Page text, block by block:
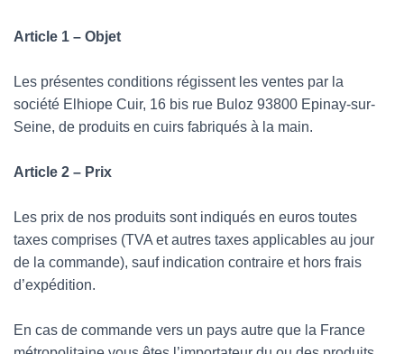
Article 1 – Objet
Les présentes conditions régissent les ventes par la
société Elhiope Cuir, 16 bis rue Buloz 93800 Epinay-sur-
Seine, de produits en cuirs fabriqués à la main.
Article 2 – Prix
Les prix de nos produits sont indiqués en euros toutes
taxes comprises (TVA et autres taxes applicables au jour
de la commande), sauf indication contraire et hors frais
d’expédition.
En cas de commande vers un pays autre que la France